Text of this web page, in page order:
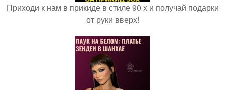
Приходи к нам в прикиде в стиле 90 х и получай подарки
от руки вверх!